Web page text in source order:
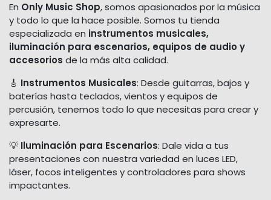
En Only Music Shop, somos apasionados por la música
y todo lo que la hace posible. Somos tu tienda
especializada en instrumentos musicales,
iluminación para escenarios, equipos de audio y
accesorios de la más alta calidad.
🎸 Instrumentos Musicales: Desde guitarras, bajos y
baterías hasta teclados, vientos y equipos de
percusión, tenemos todo lo que necesitas para crear y
expresarte.
💡 Iluminación para Escenarios: Dale vida a tus
presentaciones con nuestra variedad en luces LED,
láser, focos inteligentes y controladores para shows
impactantes.